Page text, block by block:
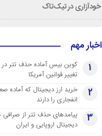
خودآزاری در تیک‌تاک
اخبار مهم
1
کوین بیس آماده حذف تتر
تغییر قوانین آمریکا
2
خرید ارز دیجیتال که آماده
انفجاری را دارند
3
پیامدهای حذف تتر از صرافی
دیجیتال اروپایی و ایران